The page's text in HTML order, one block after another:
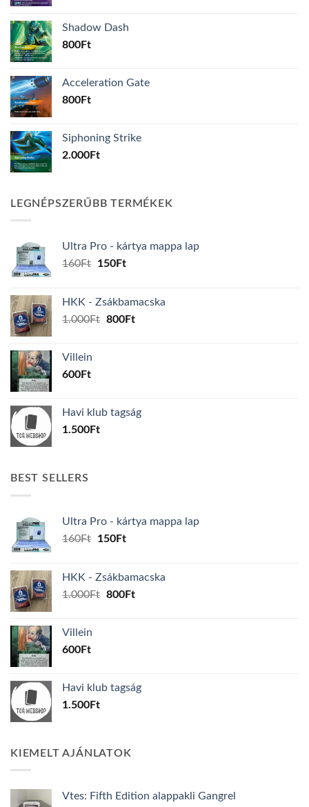
Shadow Dash
800Ft
Acceleration Gate
800Ft
Siphoning Strike
2.000Ft
LEGNÉPSZERŰBB TERMÉKEK
Ultra Pro - kártya mappa lap
160Ft
Original
160Ft.
150FtCurrent
150Ft.
HKK - Zsákbamacska
1.000Ft Original
800FtCurrent
Villein
600Ft
Havi klub tagság
1.500Ft
BEST SELLERS
Ultra Pro - kártya mappa lap
160Ft
Original
160Ft.
150FtCurrent
150Ft.
HKK - Zsákbamacska
1.000Ft Original
800FtCurrent
Villein
600Ft
Havi klub tagság
1.500Ft
KIEMELT AJÁNLATOK
Vtes: Fifth Edition alappakli Gangrel